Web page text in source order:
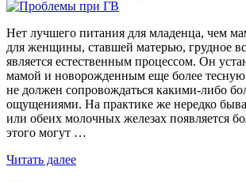
Нет лучшего питания для младенца, чем
для женщины, ставшей матерью, грудное
является естественным процессом. Он
мамой и новорожденным еще более тесную
не должен сопровождаться какими-либо
ощущениями. На практике же нередко
или обеих молочных железах появляется
этого могут …
Читать далее